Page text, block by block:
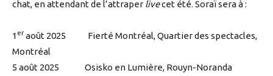
chat, en attendant de l’attraper livecet été. Soraï sera à :
1 eraoût 2025 Fierté Montréal, Quartier des spectacles,
Montréal
5 août 2025 Osisko en Lumière, Rouyn-Noranda